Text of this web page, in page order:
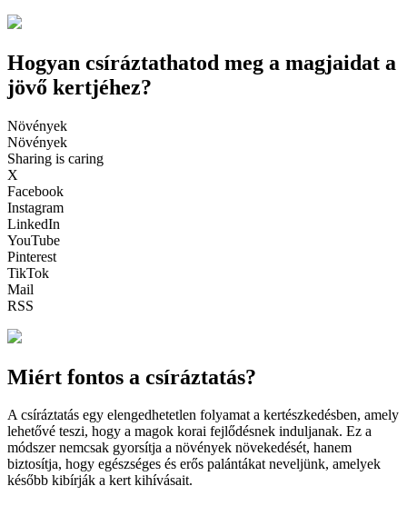
Hogyan csíráztathatod meg a magjaidat a
jövő kertjéhez?
Növények
Növények
Sharing is caring
X
Facebook
Instagram
LinkedIn
YouTube
Pinterest
TikTok
Mail
RSS
Miért fontos a csíráztatás?
A csíráztatás egy elengedhetetlen folyamat a kertészkedésben, amely
lehetővé teszi, hogy a magok korai fejlődésnek induljanak. Ez a
módszer nemcsak gyorsítja a növények növekedését, hanem
biztosítja, hogy egészséges és erős palántákat neveljünk, amelyek
később kibírják a kert kihívásait.